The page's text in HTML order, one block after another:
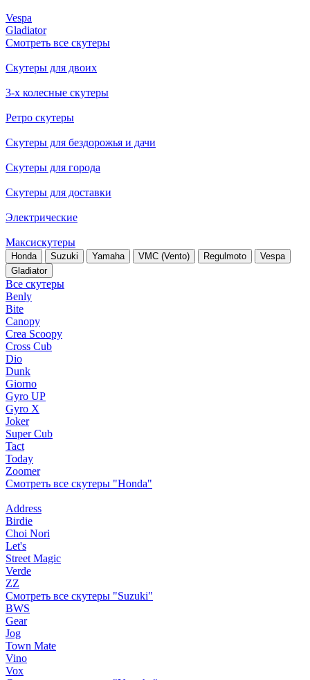
Vespa
Gladiator
Смотреть все скутеры
Скутеры для двоих
3-х колесные скутеры
Ретро скутеры
Скутеры для бездорожья и дачи
Скутеры для города
Скутеры для доставки
Электрические
Максискутеры
Honda Suzuki Yamaha VMC (Vento) Regulmoto
Vespa
Gladiator
Все скутеры
Benly
Bite
Canopy
Crea Scoopy
Cross Cub
Dio
Dunk
Giorno
Gyro UP
Gyro X
Joker
Super Cub
Tact
Today
Zoomer
Смотреть все скутеры "Honda"
Address
Birdie
Choi Nori
Let's
Street Magic
Verde
ZZ
Смотреть все скутеры "Suzuki"
BWS
Gear
Jog
Town Mate
Vino
Vox